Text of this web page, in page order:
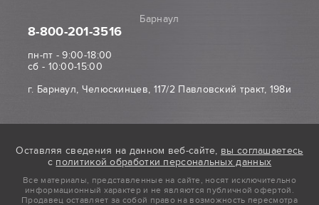
Барнаул
8-800-201-3516
пн-пт - 9:00-18:00
сб - 10:00-15:00
г. Барнаул, Челюскинцев, 117/2 Павловский тракт, 198и
Оставляя сведения на данном веб-сайте, вы соглашаетесь
с политикой обработки персональных данных
Все материалы, представленные на сайте, носят исключительно
информационный характер и не являются публичной офертой.
Продавец оставляет за собой право на возможность пересмотра